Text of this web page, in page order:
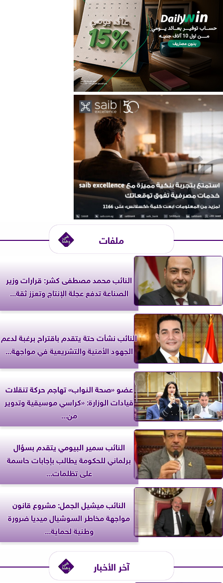
ملفات
النائب محمد مصطفى كشر: قرارات وزير
الصناعة تدفع عجلة الإنتاج وتعزز ثقة...
النائب نشأت حتة يتقدم باقتراح برغبة لدعم
الجهود الأمنية والتشريعية في مواجهة...
عضو «صحة النواب» تهاجم حركة تنقلات
قيادات الوزارة: «كراسي موسيقية وتدوير
من...
النائب سمير البيومي يتقدم بسؤال
برلماني للحكومة يطالب بإجابات حاسمة
على تظلمات...
النائب ميشيل الجمل: مشروع قانون
مواجهة مخاطر السوشيال ميديا ضرورة
وطنية لحماية...
آخر الأخبار